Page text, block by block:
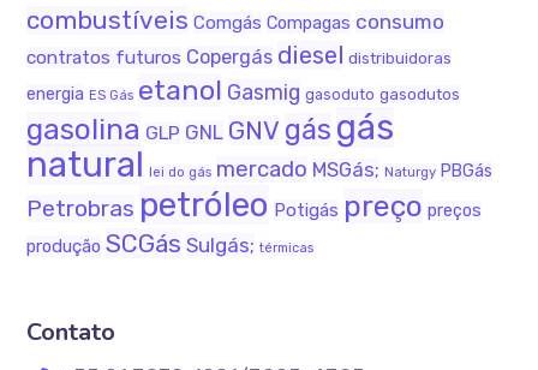
combustíveis Comgás Compagas consumo
contratos futuros Copergás diesel distribuidoras
energia ES Gás etanol Gasmig gasoduto gasodutos
gasolina GLP GNL GNV gás gás
natural lei do gás mercado MSGás; Naturgy PBGás
Petrobras petróleo Potigás preço preços
produção SCGás Sulgás; térmicas
Contato